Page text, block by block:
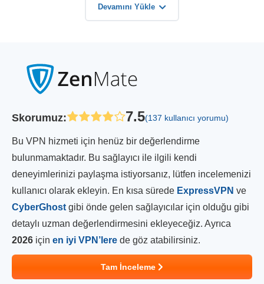
Devamını Yükle
Skorumuz: 7.5(137 kullanıcı yorumu)
Bu VPN hizmeti için henüz bir değerlendirme
bulunmamaktadır. Bu sağlayıcı ile ilgili kendi
deneyimlerinizi paylaşma istiyorsanız, lütfen incelemenizi
kullanıcı olarak ekleyin. En kısa sürede ExpressVPN ve
CyberGhost gibi önde gelen sağlayıcılar için olduğu gibi
detaylı uzman değerlendirmesini ekleyeceğiz. Ayrıca
2026 için en iyi VPN’lere de göz atabilirsiniz.
Tam İnceleme